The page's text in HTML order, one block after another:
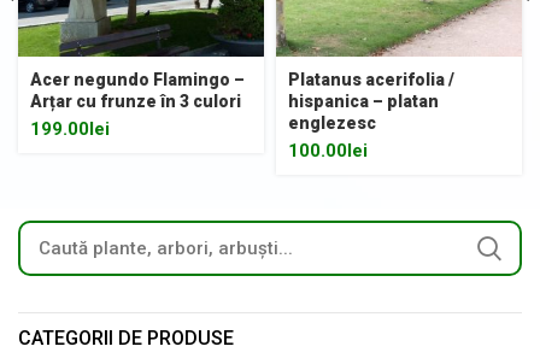
Acer negundo Flamingo –
Arțar cu frunze în 3 culori
199.00 lei
Platanus acerifolia /
hispanica – platan
englezesc
100.00 lei
CATEGORII DE PRODUSE